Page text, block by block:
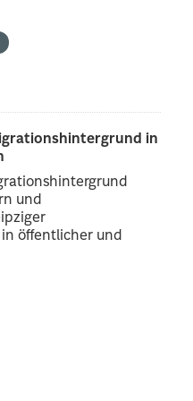
in
und
öffentlicher und